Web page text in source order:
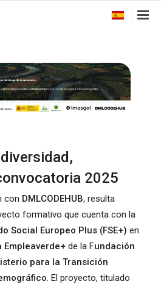
2025
con DMLCODEHUB, resulta
formativo que cuenta con la
Social Europeo Plus (FSE+) en
Empleaverde+ de la Fundación
para la Transición
. El proyecto, titulado